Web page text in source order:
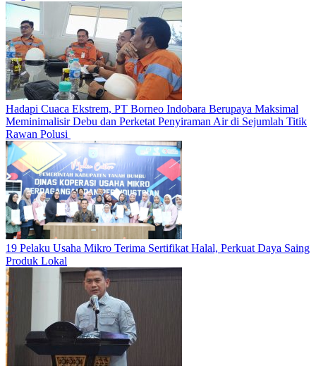
Hadapi Cuaca Ekstrem, PT Borneo Indobara Berupaya Maksimal
Meminimalisir Debu dan Perketat Penyiraman Air di Sejumlah Titik
Rawan Polusi
19 Pelaku Usaha Mikro Terima Sertifikat Halal, Perkuat Daya Saing
Produk Lokal